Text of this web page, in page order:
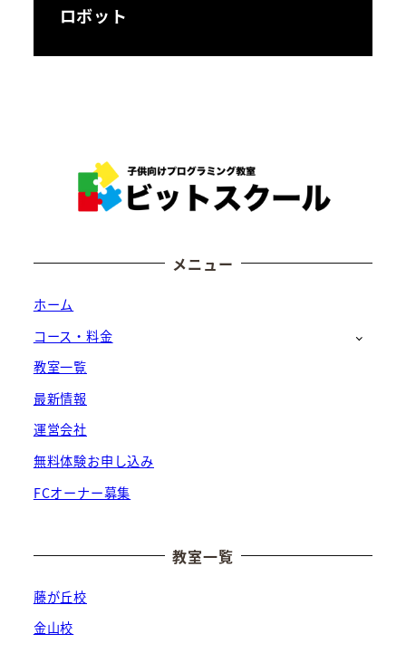
ロボット
メニュー
ホーム
コース・料金
教室一覧
最新情報
運営会社
無料体験お申し込み
FCオーナー募集
教室一覧
藤が丘校
金山校